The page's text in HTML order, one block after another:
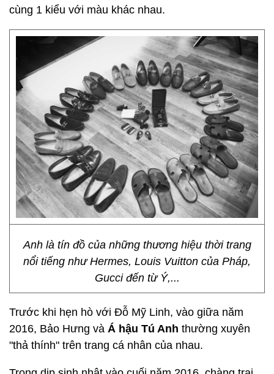
cùng 1 kiểu với màu khác nhau.
Anh là tín đồ của những thương hiệu thời trang
nổi tiếng như Hermes, Louis Vuitton của Pháp,
Gucci đến từ Ý,...
Trước khi hẹn hò với Đỗ Mỹ Linh, vào giữa năm
2016, Bảo Hưng và Á hậu Tú Anh thường xuyên
"thả thính" trên trang cá nhân của nhau.